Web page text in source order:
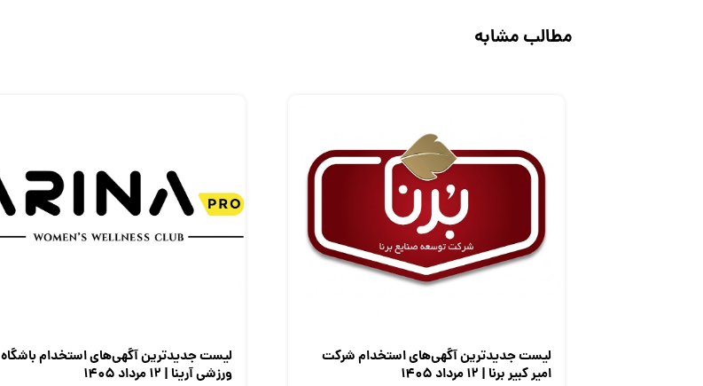
مطالب مشابه
لیست جدیدترین آگهی‌های استخدام شرکت
امیر کبیر برنا | ۱۲ مرداد ۱۴۰۵
لیست جدیدترین آگهی‌های استخدام باشگاه
ورزشی آرینا | ۱۲ مرداد ۱۴۰۵